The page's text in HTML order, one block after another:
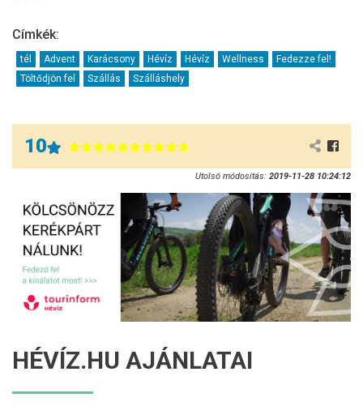
Címkék:
tél Advent Karácsony Hévíz Hévíz Wellness
Fedezze fel!
Töltődjön fel
Szállás Szálláshely
10
Utolsó módosítás: 2019-11-28 10:24:12
HÉVÍZ.HU AJÁNLATAI